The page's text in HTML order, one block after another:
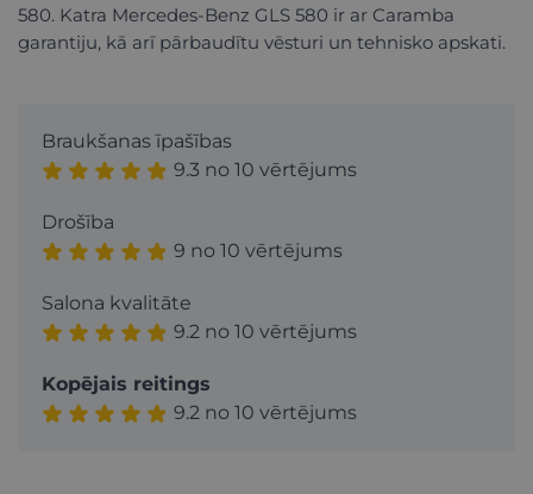
580. Katra Mercedes-Benz GLS 580 ir ar Caramba
garantiju, kā arī pārbaudītu vēsturi un tehnisko apskati.
Braukšanas īpašības
9.3 no 10 vērtējums
Drošība
9 no 10 vērtējums
Salona kvalitāte
9.2 no 10 vērtējums
Kopējais reitings
9.2 no 10 vērtējums